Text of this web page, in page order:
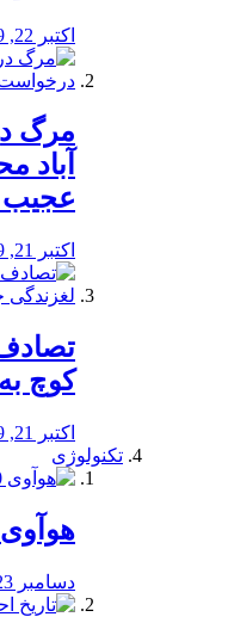
اکتبر 22, 2019
مرگ
آباد
اکتبر 21, 2019
کوچ
اکتبر 21, 2019
تکنولوژی
هوآوی P40 لایت احتمالا موبا
دسامبر 23, 2019